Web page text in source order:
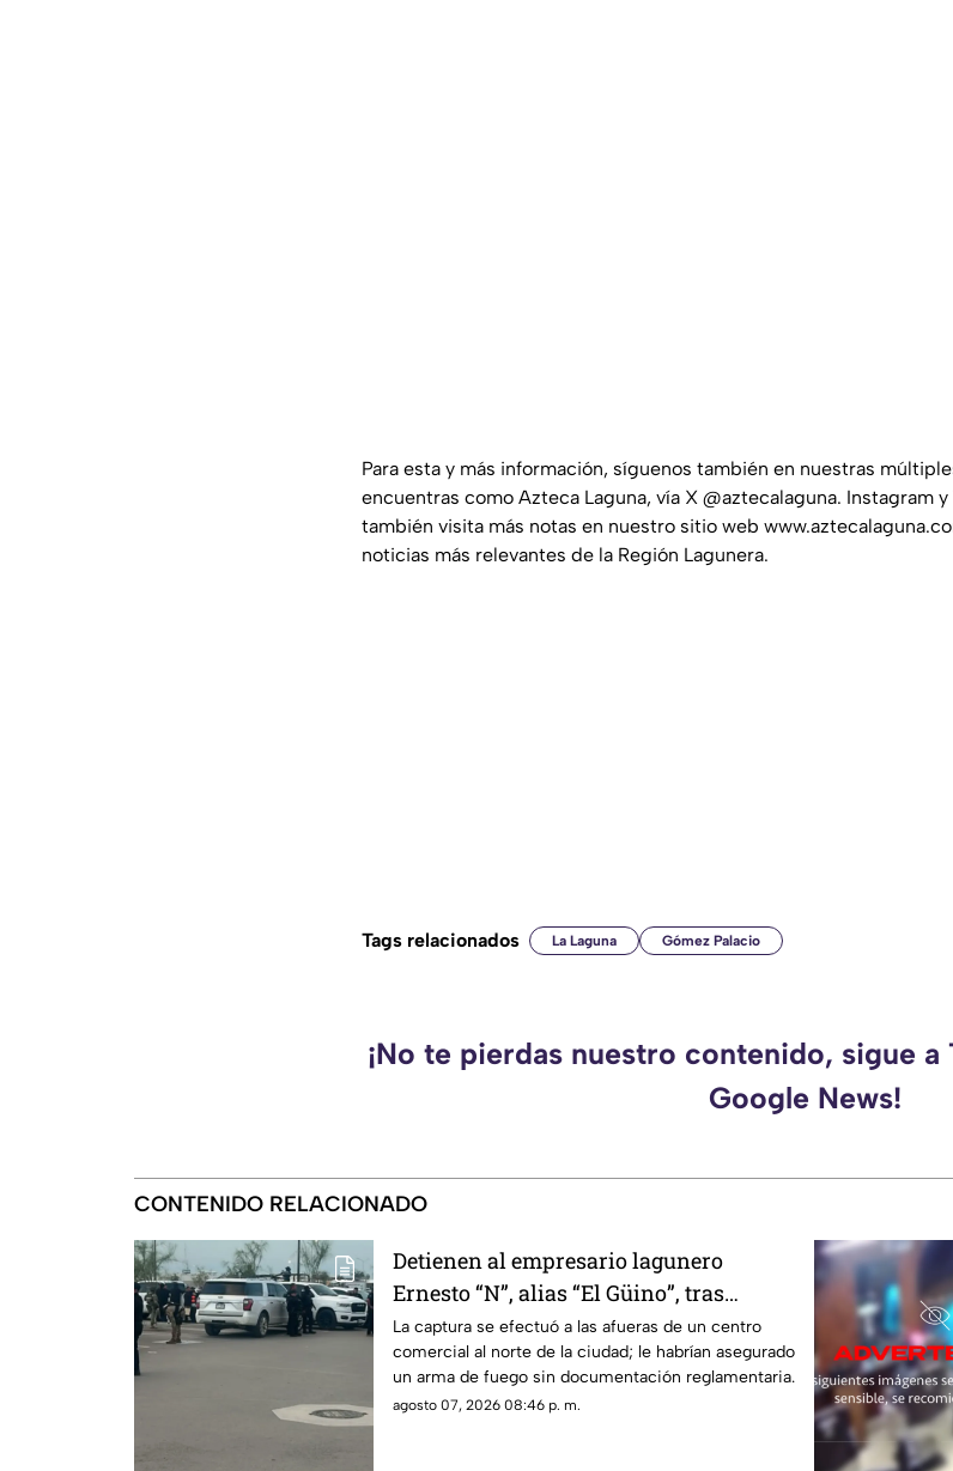
Para esta y más información, síguenos también en nuestras
encuentras como Azteca Laguna, vía X @aztecalaguna. Instagram
también visita más notas en nuestro sitio web
noticias más relevantes de la Región Lagunera.
Tags relacionados La Laguna Gómez Palacio
¡No te pierdas nuestro contenido, sigue a
Google News!
CONTENIDO RELACIONADO
Detienen al empresario lagunero
Ernesto “N”, alias “El Güino”, tras
despliegue de seguridad en Torreón
La captura se efectuó a las afueras de un centro
comercial al norte de la ciudad; le habrían asegurado
un arma de fuego sin documentación reglamentaria.
agosto 07, 2026 08:46 p. m.